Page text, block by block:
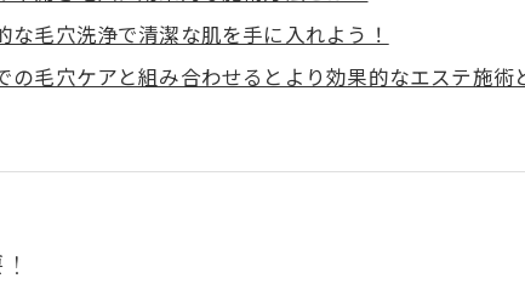
な毛穴洗浄で清潔な肌を手に入れよう！
の毛穴ケアと組み合わせるとより効果的なエステ施術